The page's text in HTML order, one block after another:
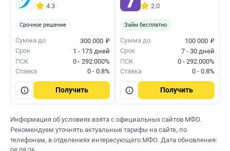
4.3
Срочное решение
Сумма до 300 000 ₽
Срок
1 - 175 дней
ПСК
0 - 292.000%
Ставка
0 - 0.8%
Получить
2.0
Займ бесплатно
Сумма до 100 000 ₽
Срок
7 - 30 дней
ПСК
0 - 292.000%
Ставка
0 - 0.8%
Получить
Информация об условиях взята с официальных сайтов МФО.
Рекомендуем уточнять актуальные тарифы на сайте, по
телефонам, в отделениях интересующего МФО. Дата обновления: